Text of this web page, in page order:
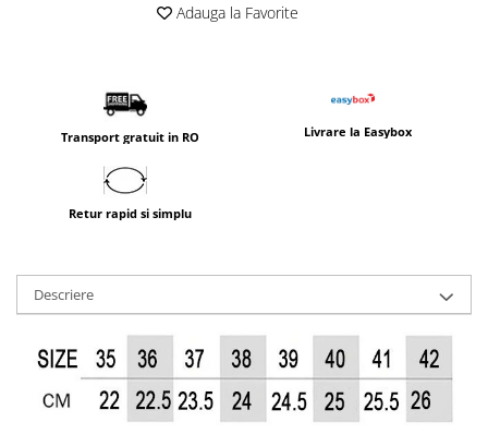
Adauga la Favorite
Transport gratuit in RO Livrare la Easybox
Retur rapid si simplu
Descriere